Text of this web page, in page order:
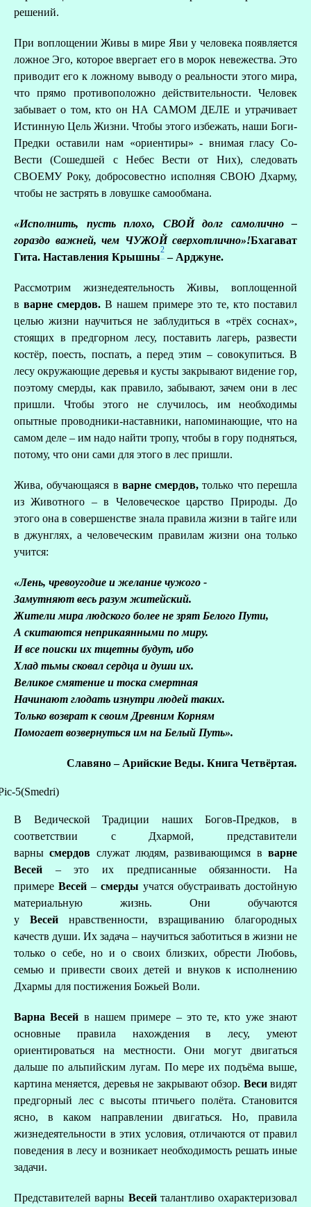
решений.
При воплощении Живы в мире Яви у человека появляется
ложное Эго, которое ввергает его в морок невежества. Это
приводит его к ложному выводу о реальности этого мира,
что прямо противоположно действительности. Человек
забывает о том, кто он НА САМОМ ДЕЛЕ и утрачивает
Истинную Цель Жизни. Чтобы этого избежать, наши Боги-
Предки оставили нам «ориентиры» - внимая гласу Со-
Вести (Сошедшей с Небес Вести от Них), следовать
СВОЕМУ Року, добросовестно исполняя СВОЮ Дхарму,
чтобы не застрять в ловушке самообмана.
«Исполнить, пусть плохо, СВОЙ долг самолично –
гораздо важней, чем ЧУЖОЙ сверхотлично»!Бхагават
Гита. Наставления Крышны
2
– Арджуне.
Рассмотрим жизнедеятельность Живы, воплощенной
вварне смердов.В нашем примере это те, кто поставил
целью жизни научиться не заблудиться в «трёх соснах»,
стоящих в предгорном лесу, поставить лагерь, развести
костёр, поесть, поспать, а перед этим – совокупиться. В
лесу окружающие деревья и кусты закрывают видение гор,
поэтому смерды, как правило, забывают, зачем они в лес
пришли. Чтобы этого не случилось, им необходимы
опытные проводники-наставники, напоминающие, что на
самом деле – им надо найти тропу, чтобы в гору подняться,
потому, что они сами для этого в лес пришли.
Жива, обучающаяся в варне смердов, только что перешла
из Животного – в Человеческое царство Природы. До
этого она в совершенстве знала правила жизни в тайге или
в джунглях, а человеческим правилам жизни она только
учится:
«Лень, чревоугодие и желание чужого -
Замутняют весь разум житейский.
Жители мира людского более не зрят Белого Пути,
А скитаются неприкаянными по миру.
И все поиски их тщетны будут, ибо
Хлад тьмы сковал сердца и души их.
Великое смятение и тоска смертная
Начинают глодать изнутри людей таких.
Только возврат к своим Древним Корням
Помогает возвернуться им на Белый Путь».
Славяно – Арийские Веды. Книга Четвёртая.
В Ведической Традиции наших Богов-Предков, в
соответствии с Дхармой, представители
варны смердов служат людям, развивающимся вварне
Весей – это их предписанные обязанности. На
примере Весей – смерды учатся обустраивать достойную
материальную жизнь. Они обучаются
у Весей нравственности, взращиванию благородных
качеств души. Их задача – научиться заботиться в жизни не
только о себе, но и о своих близких, обрести Любовь,
семью и привести своих детей и внуков к исполнению
Дхармы для постижения Божьей Воли.
Варна Весей в нашем примере – это те, кто уже знают
основные правила нахождения в лесу, умеют
ориентироваться на местности. Они могут двигаться
дальше по альпийским лугам. По мере их подъёма выше,
картина меняется, деревья не закрывают обзор. Весивидят
предгорный лес с высоты птичьего полёта. Становится
ясно, в каком направлении двигаться. Но, правила
жизнедеятельности в этих условия, отличаются от правил
поведения в лесу и возникает необходимость решать иные
задачи.
Представителей варны Весейталантливо охарактеризовал